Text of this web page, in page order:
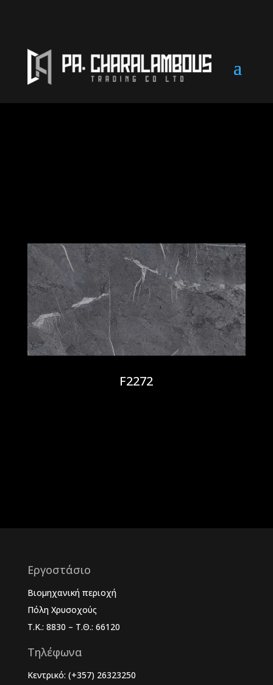
F2272
Εργοστάσιο
Βιομηχανική περιοχή
Πόλη Χρυσοχούς
Τ.Κ.: 8830 – Τ.Θ.: 66120
Τηλέφωνα
Κεντρικό: (+357) 26323250